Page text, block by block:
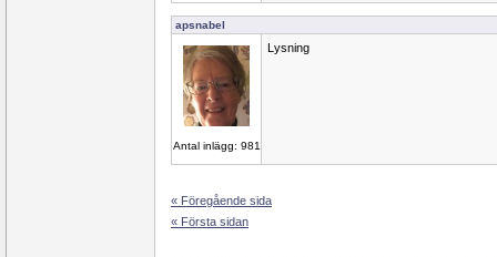
apsnabel
Antal inlägg: 981
Lysning
« Föregående sida
« Första sidan